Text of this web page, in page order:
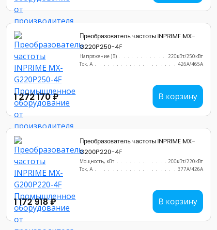
Преобразователь частоты INPRIME MX-
G220P250-4F
Напряжение (В)
220кВт/250кВт
Ток, А
426А/465А
1 272 170 ₽ В корзину
Преобразователь частоты INPRIME MX-
G200P220-4F
Мощность, кВт
200кВт/220кВт
Ток, А
377А/426А
1 172 918 ₽ В корзину